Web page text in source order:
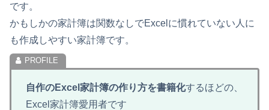
です。
かもしかの家計簿は関数なしでExcelに慣れていない人に
も作成しやすい家計簿です。
自作のExcel家計簿の作り方を書籍化するほどの、
Excel家計簿愛用者です